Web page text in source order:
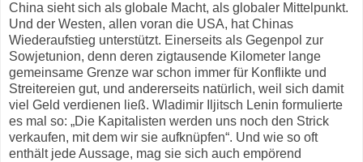
China sieht sich als globale Macht, als globaler Mittelpunkt.
Und der Westen, allen voran die USA, hat Chinas
Wiederaufstieg unterstützt. Einerseits als Gegenpol zur
Sowjetunion, denn deren zigtausende Kilometer lange
gemeinsame Grenze war schon immer für Konflikte und
Streitereien gut, und andererseits natürlich, weil sich damit
viel Geld verdienen ließ. Wladimir Iljitsch Lenin formulierte
es mal so: „Die Kapitalisten werden uns noch den Strick
verkaufen, mit dem wir sie aufknüpfen“. Und wie so oft
enthält jede Aussage, mag sie sich auch empörend